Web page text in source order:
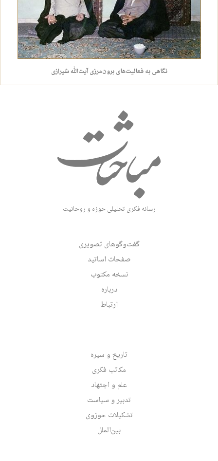
نگاهی به فعالیت‌های برون‌مرزی آیت‌الله شیرازی
رسانه فکری تحلیلی حوزه و روحانیت
گفت‌وگوهای تصویری
صفحات اساتید
نسخه مکتوب
درباره
ارتباط
تاریخ و سیره
مکاتب فکری
علم و اجتهاد
تدبیر و سیاست
تشکیلات حوزوی
بین‌الملل